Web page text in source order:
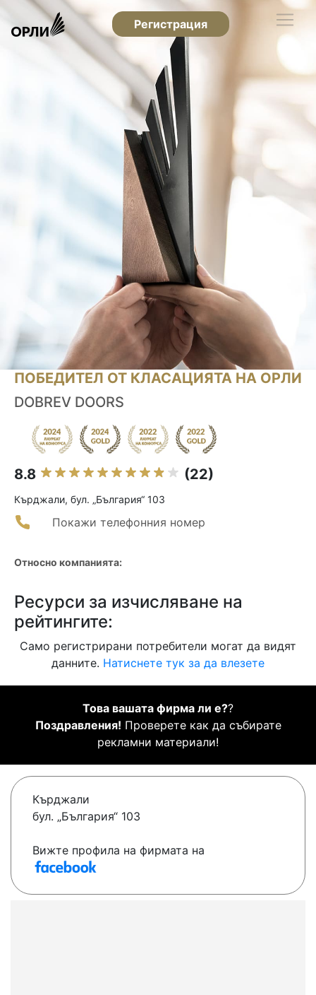
Регистрация
ПОБЕДИТЕЛ ОТ КЛАСАЦИЯТА НА ОРЛИ
DOBREV DOORS
8.8 (22)
Кърджали, бул. „България“ 103
Покажи телефонния номер
Относно компанията:
Ресурси за изчисляване на
рейтингите:
Само регистрирани потребители могат да видят
данните. Натиснете тук за да влезете
Това вашата фирма ли е??
Поздравления! Проверете как да събирате
рекламни материали!
Кърджали
бул. „България“ 103
Вижте профила на фирмата на